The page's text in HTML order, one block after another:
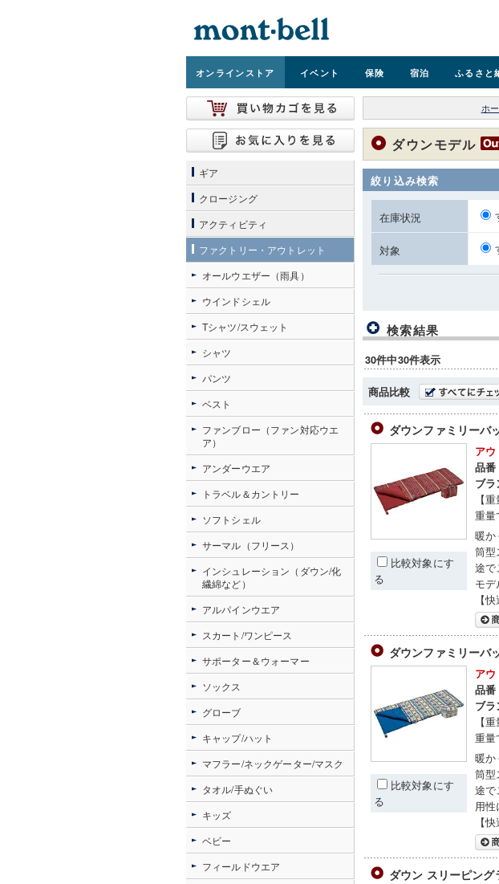
オンラインストア イベント 保険 宿泊 ふるさと
ホ
ダウンモデル
絞り込み検索
在庫状況
対象
検索結果
30件中30件表示
商品比較
ダウンファミリーバ
比較対象にす
る
ア
品番
ブラ
【
重量
暖か
筒型
途で
モデ
【
ダウンファミリーバ
比較対象にす
る
ア
品番
ブラ
【
重量
暖か
筒型
途で
用性
【
ダウン スリーピング
ギア
クロージング
アクティビティ
ファクトリー・アウトレット
オールウエザー（雨具）
ウインドシェル
Tシャツ/スウェット
シャツ
パンツ
ベスト
ファンブロー（ファン対応ウエ
ア）
アンダーウエア
トラベル＆カントリー
ソフトシェル
サーマル（フリース）
インシュレーション（ダウン/化
繊綿など）
アルパインウエア
スカート/ワンピース
サポーター＆ウォーマー
ソックス
グローブ
キャップ/ハット
マフラー/ネックゲーター/マスク
タオル/手ぬぐい
キッズ
ベビー
フィールドウエア